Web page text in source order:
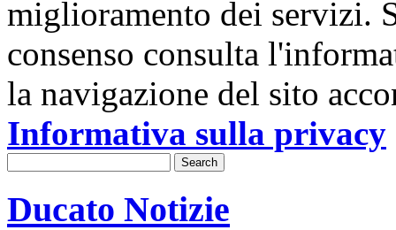
miglioramento dei servizi.
consenso consulta
la navigazione del sito
Informativa sulla privacy
Ducato Notizie